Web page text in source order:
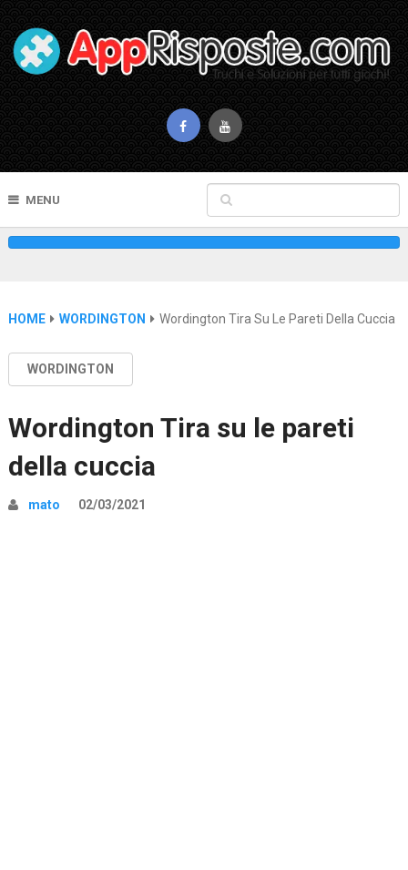
MENU
HOME WORDINGTON Wordington Tira Su Le Pareti Della Cuccia
WORDINGTON
Wordington Tira su le pareti
della cuccia
mato 02/03/2021